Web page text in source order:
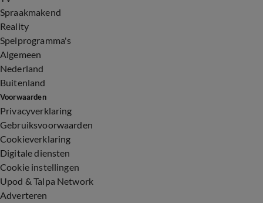
Spraakmakend
Reality
Spelprogramma's
Algemeen
Nederland
Buitenland
Voorwaarden
Privacyverklaring
Gebruiksvoorwaarden
Cookieverklaring
Digitale diensten
Cookie instellingen
Upod & Talpa Network
Adverteren